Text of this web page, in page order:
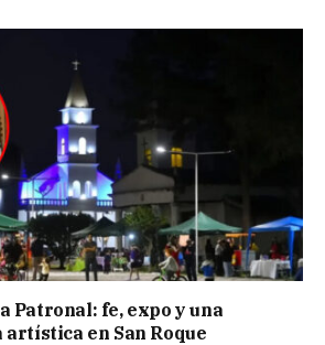
Patronal: fe, expo y una
en San Roque